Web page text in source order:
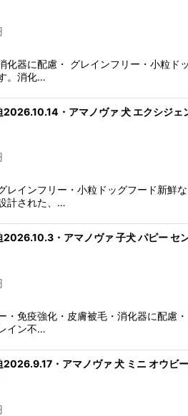
化器に配慮・ グレインフリー・小粒
。消化…
2026.10.14・アマノヴァ 犬 エクシジ
レインフリー・小粒ドッグフード新鮮
計された、…
2026.10.3・アマノヴァ 子犬 パピー
・免疫強化・皮膚被毛・消化器に配慮
イン不…
2026.9.17・アマノヴァ 犬 ミニ オウ